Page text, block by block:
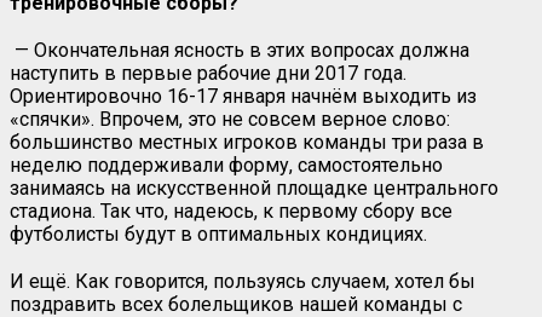
— Окончательная ясность в этих вопросах должна
наступить в первые рабочие дни 2017 года.
Ориентировочно 16-17 января начнём выходить из
«спячки». Впрочем, это не совсем верное слово:
большинство местных игроков команды три раза в
неделю поддерживали форму, самостоятельно
занимаясь на искусственной площадке центрального
стадиона. Так что, надеюсь, к первому сбору все
футболисты будут в оптимальных кондициях.
И ещё. Как говорится, пользуясь случаем, хотел бы
поздравить всех болельщиков нашей команды с